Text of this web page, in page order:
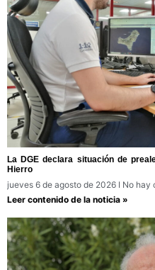
La DGE declara situación de
Hierro
jueves 6 de agosto de 2026
No hay
Leer contenido de la noticia »